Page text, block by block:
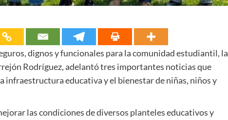
dignos y funcionales para la comunidad estudiantil, la
Rodríguez, adelantó tres importantes noticias que
infraestructura educativa y el bienestar de niñas, niños y
las condiciones de diversos planteles educativos y